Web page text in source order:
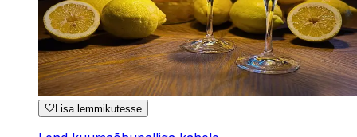
Lisa lemmikutesse